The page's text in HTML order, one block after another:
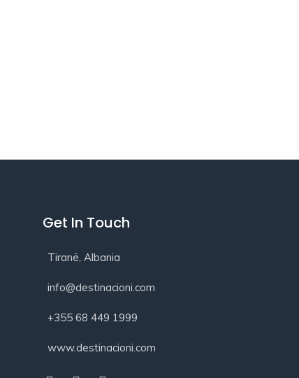
Get In Touch
Tiranë, Albania
info@destinacioni.com
+355 68 449 1999
www.destinacioni.com